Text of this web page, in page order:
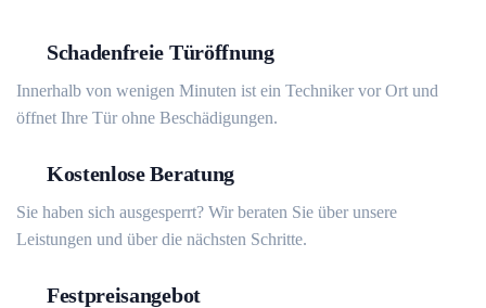
Schadenfreie Türöffnung
Innerhalb von wenigen Minuten ist ein Techniker vor Ort und
öffnet Ihre Tür ohne Beschädigungen.
Kostenlose Beratung
Sie haben sich ausgesperrt? Wir beraten Sie über unsere
Leistungen und über die nächsten Schritte.
Festpreisangebot